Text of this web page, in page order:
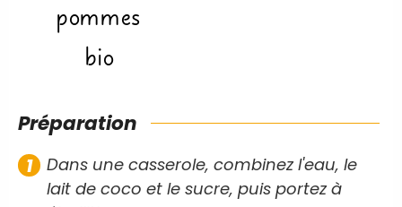
pommes
bio
Préparation
Dans une casserole, combinez l'eau, le
lait de coco et le sucre, puis portez à